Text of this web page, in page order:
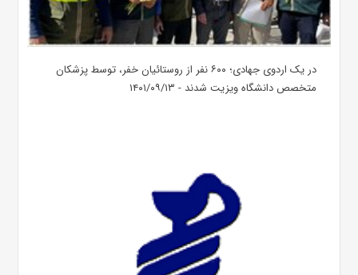
در یک اردوی جهادی؛ ۶۰۰ نفر از روستائیان خفر، توسط پزشکان
متخصص دانشگاه ویزیت شدند - ۱۴۰۱/۰۹/۱۳